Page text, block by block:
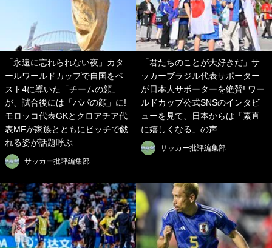
「永遠に忘れられない夜」カタ
ールワールドカップで自国をベ
スト4に導いた「チームの顔」
が、試合後には「パパの顔」に!
モロッコ代表GKとクロアチア代
表MFが家族とともにピッチで戯
れる姿が話題呼ぶ
サッカー批評編集部
「君たちのことが大好きだ」サ
ッカーブラジル代表サポーター
が日本人サポーターを絶賛! ワー
ルドカップ公式SNSのインタビ
ューを見て、日本からは「素直
に嬉しくなる」の声
サッカー批評編集部